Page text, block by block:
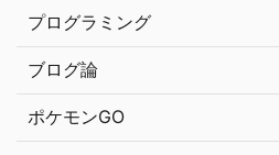
プログラミング
ブログ論
ポケモンGO